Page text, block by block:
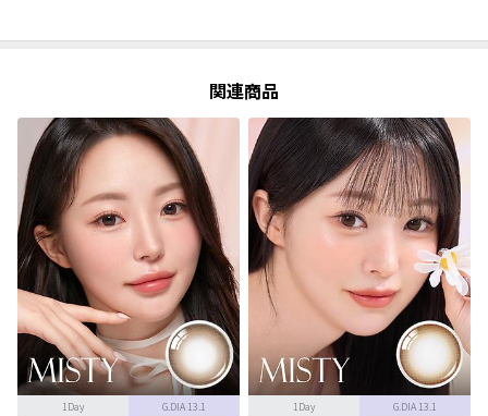
関連商品
1Day G.DIA 13.1 1Day G.DIA 13.1